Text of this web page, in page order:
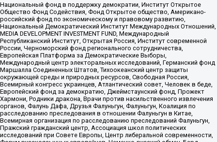
Национальный фонд в поддержку демократии, Институт Открытое
Общество Фонд Содействия, Фонд Открытое общество, Американо-
российский фонд по экономическому и правовому развитию,
Национальный Демократический Институт Международных Отношений,
MEDIA DEVELOPMENT INVESTMENT FUND, Международный
Республиканский Институт, Открытая Россия, Институт современной
России, Черноморский фонд регионального сотрудничества,
Европейская Платформа за Демократические Выборы,
Международный центр электоральных исследований, Германский фонд
Маршалла Соединенных Штатов, Тихоокеанский центр защиты
окружающей среды и природных ресурсов, Свободная Россия,
Всемирный конгресс украинцев, Атлантический совет, Человек в беде,
Европейский фонд за демократию, Джеймстаунский фонд, Прожект
Хармони, Родники дракона, Врачи против насильственного извлечения
органов, Фалунь Дафа, Друзья Фалуньгун, Фалуньгун, Коалиция по
расследованию преследования в отношении Фалуньгун в Китае,
Всемирная организация по расследованию преследований Фалуньгун,
Пражский гражданский центр, Ассоциация школ политических
исследований при Совете Европы, Центр либеральной современности,